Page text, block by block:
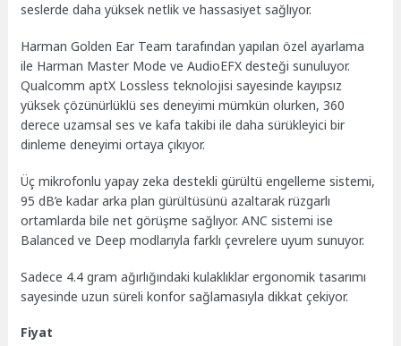
seslerde daha yüksek netlik ve hassasiyet sağlıyor.
Harman Golden Ear Team tarafından yapılan özel ayarlama
ile Harman Master Mode ve AudioEFX desteği sunuluyor.
Qualcomm aptX Lossless teknolojisi sayesinde kayıpsız
yüksek çözünürlüklü ses deneyimi mümkün olurken, 360
derece uzamsal ses ve kafa takibi ile daha sürükleyici bir
dinleme deneyimi ortaya çıkıyor.
Üç mikrofonlu yapay zeka destekli gürültü engelleme sistemi,
95 dB’e kadar arka plan gürültüsünü azaltarak rüzgarlı
ortamlarda bile net görüşme sağlıyor. ANC sistemi ise
Balanced ve Deep modlarıyla farklı çevrelere uyum sunuyor.
Sadece 4.4 gram ağırlığındaki kulaklıklar ergonomik tasarımı
sayesinde uzun süreli konfor sağlamasıyla dikkat çekiyor.
Fiyat